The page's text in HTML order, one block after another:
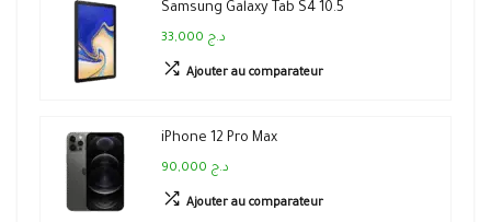
Samsung Galaxy Tab S4 10.5
33,000 د.ج
Ajouter au comparateur
iPhone 12 Pro Max
90,000 د.ج
Ajouter au comparateur